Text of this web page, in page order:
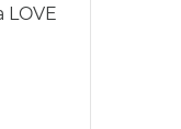
LOVE